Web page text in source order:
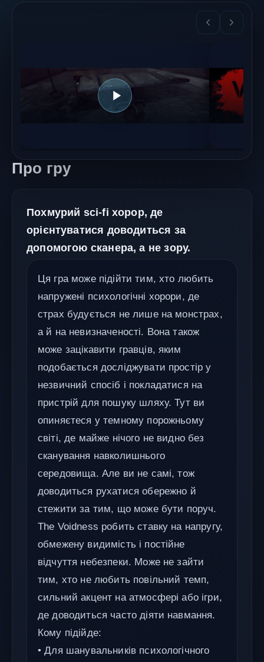
Про гру
Похмурий sci-fi хорор, де
орієнтуватися доводиться за
допомогою сканера, а не зору.
Ця гра може підійти тим, хто любить
напружені психологічні хорори, де
страх будується не лише на монстрах,
а й на невизначеності. Вона також
може зацікавити гравців, яким
подобається досліджувати простір у
незвичний спосіб і покладатися на
пристрій для пошуку шляху. Тут ви
опиняєтеся у темному порожньому
світі, де майже нічого не видно без
сканування навколишнього
середовища. Але ви не самі, тож
доводиться рухатися обережно й
стежити за тим, що може бути поруч.
The Voidness робить ставку на напругу,
обмежену видимість і постійне
відчуття небезпеки. Може не зайти
тим, хто не любить повільний темп,
сильний акцент на атмосфері або ігри,
де доводиться часто діяти навмання.
Кому підійде:
• Для шанувальників психологічного